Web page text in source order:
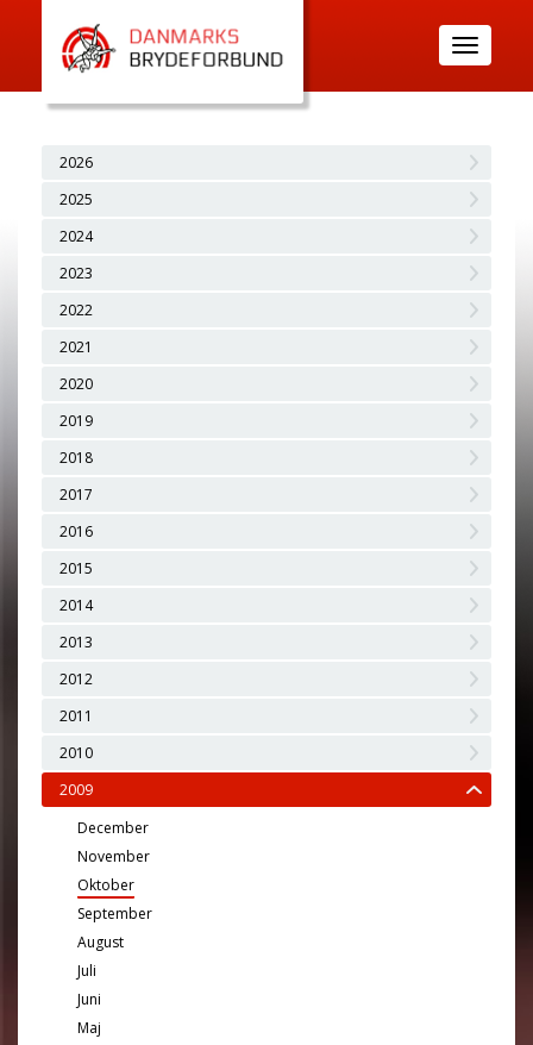
Toggle
navigation
2026
2025
2024
2023
2022
2021
2020
2019
2018
2017
2016
2015
2014
2013
2012
2011
2010
2009
December
November
Oktober
September
August
Juli
Juni
Maj